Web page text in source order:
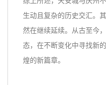
生动且复杂的历史交汇。
然在继续延续。从古至今
态，在不断变化中寻找新
煌的新篇章。